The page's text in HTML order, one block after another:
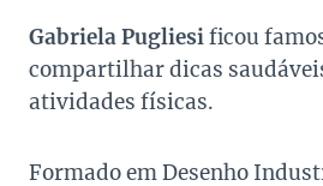
Gabriela Pugliesificou
compartilhar dicas
atividades físicas.
Formado em Desenho